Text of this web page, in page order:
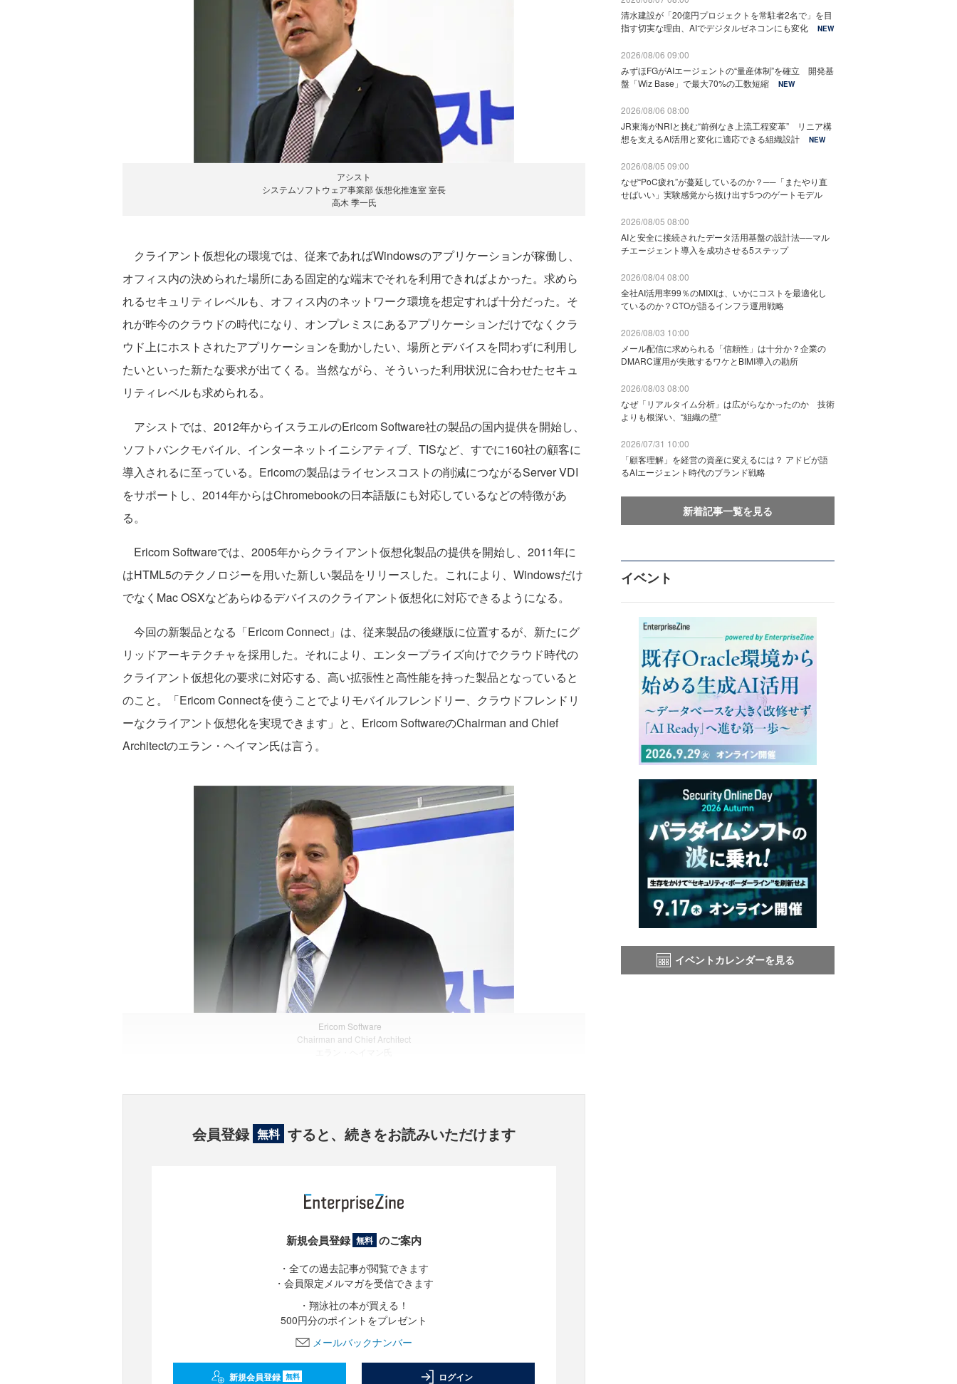
アシスト
システムソフトウェア事業部 仮想化推進室 室長
高木 季一氏
クライアント仮想化の環境では、従来であればWindowsのアプリケーションが稼働し、
オフィス内の決められた場所にある固定的な端末でそれを利用できればよかった。求めら
れるセキュリティレベルも、オフィス内のネットワーク環境を想定すれば十分だった。そ
れが昨今のクラウドの時代になり、オンプレミスにあるアプリケーションだけでなくクラ
ウド上にホストされたアプリケーションを動かしたい、場所とデバイスを問わずに利用し
たいといった新たな要求が出てくる。当然ながら、そういった利用状況に合わせたセキュ
リティレベルも求められる。
アシストでは、2012年からイスラエルのEricom Software社の製品の国内提供を開始し、
ソフトバンクモバイル、インターネットイニシアティブ、TISなど、すでに160社の顧客に
導入されるに至っている。Ericomの製品はライセンスコストの削減につながるServer VDI
をサポートし、2014年からはChromebookの日本語版にも対応しているなどの特徴があ
る。
Ericom Softwareでは、2005年からクライアント仮想化製品の提供を開始し、2011年に
はHTML5のテクノロジーを用いた新しい製品をリリースした。これにより、Windowsだけ
でなくMac OSXなどあらゆるデバイスのクライアント仮想化に対応できるようになる。
今回の新製品となる「Ericom Connect」は、従来製品の後継版に位置するが、新たにグ
リッドアーキテクチャを採用した。それにより、エンタープライズ向けでクラウド時代の
クライアント仮想化の要求に対応する、高い拡張性と高性能を持った製品となっていると
のこと。「Ericom Connectを使うことでよりモバイルフレンドリー、クラウドフレンドリ
ーなクライアント仮想化を実現できます」と、Ericom SoftwareのChairman and Chief
Architectのエラン・ヘイマン氏は言う。
Ericom Software
Chairman and Chief Architect
会員登録 無料 すると、続きをお読みいただけます
新規会員登録 無料 のご案内
・全ての過去記事が閲覧できます
・会員限定メルマガを受信できます
・翔泳社の本が買える！
500円分のポイントをプレゼント
メールバックナンバー
新規会員登録 無料 ログイン
清水建設が「20億円プロジェクトを常駐者2名で」を目
指す切実な理由、AIでデジタルゼネコンにも変化
NEW
2026/08/06 09:00
みずほFGがAIエージェントの“量産体制”を確立 開発基
盤「Wiz Base」で最大70%の工数短縮
NEW
2026/08/06 08:00
JR東海がNRIと挑む“前例なき上流工程変革” リニア構
想を支えるAI活用と変化に適応できる組織設計
NEW
2026/08/05 09:00
なぜ“PoC疲れ”が蔓延しているのか？──「またやり直
せばいい」実験感覚から抜け出す5つのゲートモデル
2026/08/05 08:00
AIと安全に接続されたデータ活用基盤の設計法──マル
チエージェント導入を成功させる5ステップ
2026/08/04 08:00
全社AI活用率99％のMIXIは、いかにコストを最適化し
ているのか？CTOが語るインフラ運用戦略
2026/08/03 10:00
メール配信に求められる「信頼性」は十分か？企業の
DMARC運用が失敗するワケとBIMI導入の勘所
2026/08/03 08:00
なぜ「リアルタイム分析」は広がらなかったのか 技術
よりも根深い、“組織の壁”
2026/07/31 10:00
「顧客理解」を経営の資産に変えるには？ アドビが語
るAIエージェント時代のブランド戦略
新着記事一覧を見る
イベント
イベントカレンダーを見る